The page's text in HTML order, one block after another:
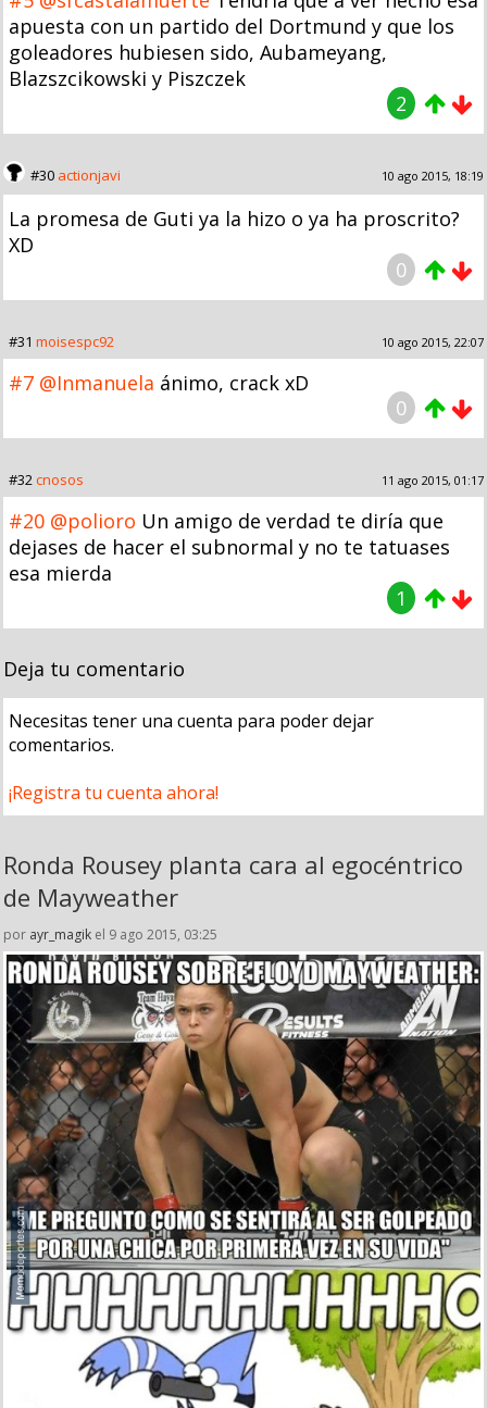
apuesta con un partido del Dortmund y que los
goleadores hubiesen sido, Aubameyang,
Blazszcikowski y Piszczek
2
#30 actionjavi 10 ago 2015, 18:19
La promesa de Guti ya la hizo o ya ha proscrito?
XD
0
#31 moisespc92 10 ago 2015, 22:07
#7 @Inmanuela ánimo, crack xD
0
#32cnosos 11 ago 2015, 01:17
#20 @polioro Un amigo de verdad te diría que
dejases de hacer el subnormal y no te tatuases
esa mierda
1
Deja tu comentario
Necesitas tener una cuenta para poder dejar
comentarios.
¡Registra tu cuenta ahora!
Ronda Rousey planta cara al egocéntrico
de Mayweather
por ayr_magik el 9 ago 2015, 03:25